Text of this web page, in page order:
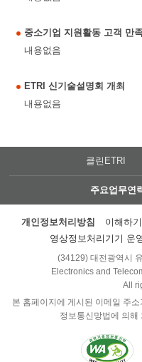
중소기업 지원활동 고객 만
내용없음
ETRI 신기술설명회 개최
내용없음
클린ETRI
주요업무연
개인정보처리방침 이해하
영상정보처리기기 운
(34129) 대전광역시
Electronics and
All
본 홈페이지에 게시된 이메일 주
정보통신망법에 의해